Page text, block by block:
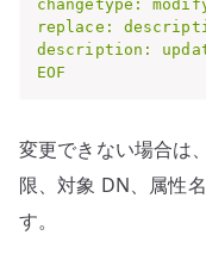
changetype:
replace:
description:
EOF
変更できない場合は
限、対象 DN、属性
す。